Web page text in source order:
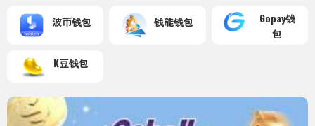
波币钱包 钱能钱包
Gopay钱
包
K豆钱包